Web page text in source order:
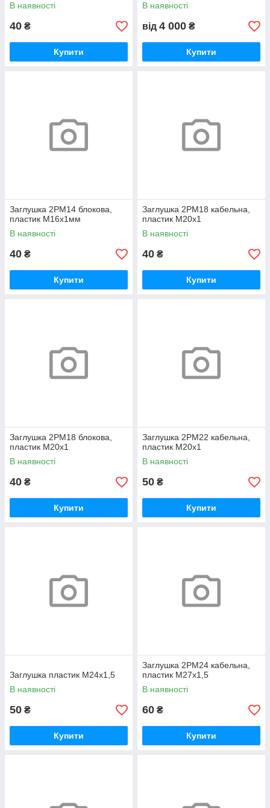
В наявності
40 ₴
Купити
В наявності
від 4 000 ₴
Купити
Заглушка 2РМ14 блокова,
пластик М16х1мм
В наявності
40 ₴
Купити
Заглушка 2РМ18 кабельна,
пластик М20х1
В наявності
40 ₴
Купити
Заглушка 2РМ18 блокова,
пластик М20х1
В наявності
40 ₴
Купити
Заглушка 2РМ22 кабельна,
пластик М20х1
В наявності
50 ₴
Купити
Заглушка пластик М24х1,5
В наявності
50 ₴
Купити
Заглушка 2РМ24 кабельна,
пластик М27х1,5
В наявності
60 ₴
Купити